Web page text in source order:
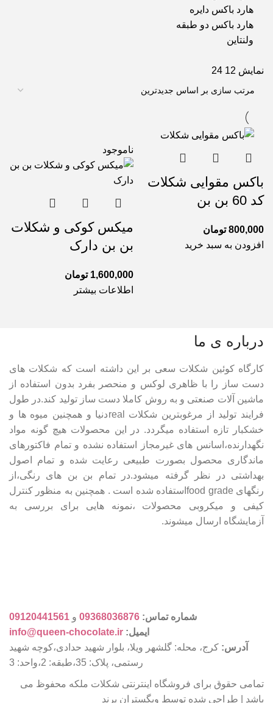
هارد باکس دایره
هارد باکس دو طبقه
ولنتاین
نمایش 12
24
باکس مقوایی شکلات
کد 60 بن بن
800,000 تومان
افزودن به سبد خرید
ناموجود
میکس کوکی و شکلات
بن بن دارک
1,600,000 تومان
اطلاعات بیشتر
درباره ی ما
کارگاه کوئین شکلات سعی بر این داشته است که شکلات های
دست ساز را با ظاهری لوکس و منحصر بفرد بدون استفاده از
ماشین آلات صنعتی و به روش کاملا دست ساز تولید کند.در طول
فرایند تولید از مرغوبترین شکلات realدنیا و همچنین میوه ها و
خشکبار تازه استفاده میگردد. در این محصولات هیچ گونه مواد
نگهدارنده،اسانس های غیرمجاز استفاده نشده و تمام فاکتورهای
ماندگاری محصول بصورت طبیعی رعایت شده و تمام اصول
بهداشتی در نظر گرفته میشود.در تمام بن بن های رنگی،از
رنگهای food gradeاستفاده شده است . همچنین به منظور کنترل
کیفی و میکروبی محصولات ،نمونه هایی برای بررسی به
آزمایشگاه ارسال میشوند.
شماره تماس: 09368036876 و 09120441561
ایمیل: info@queen-chocolate.ir
آدرس: کرج، محله: گلشهر ویلا، بلوار شهید حدادی،کوچه شهید
رستمی، پلاک: 35،طبقه: 2،واحد: 3
تمامی حقوق برای فروشگاه اینترنتی شکلات ملکه محفوظ می
باشد | طراحی شده توسط وبگستران پرند